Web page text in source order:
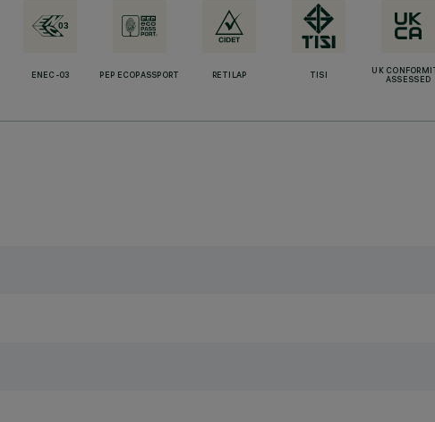
ENEC-03 PEP ECOPASSPORT RETILAP TISI
UK
ASSESSED